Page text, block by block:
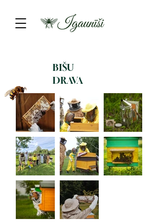
BIŠU
DRAVA